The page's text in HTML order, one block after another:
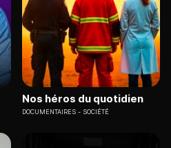
Nos héros du quotidien
DOCUMENTAIRES SOCIÉTÉ